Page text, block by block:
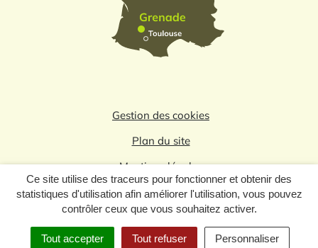
Ce site utilise des traceurs pour fonctionner et obtenir des
statistiques d'utilisation afin améliorer l'utilisation, vous pouvez
contrôler ceux que vous souhaitez activer.
Tout accepter Tout refuser Personnaliser
Logo du label
Gestion des cookies
Plan du site
Mentions légales
Politique de confidentialité